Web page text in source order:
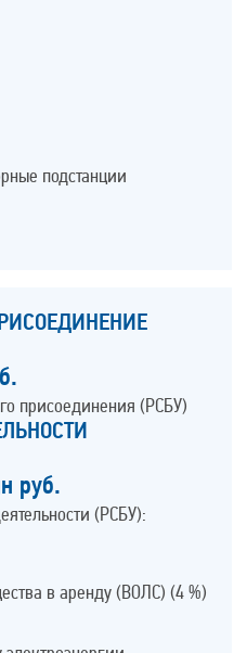
подстанции
присоединения (РСБУ)
руб.
(РСБУ):
в аренду (ВОЛС) (4 %)